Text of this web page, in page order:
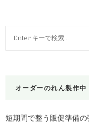
で
オーダーのれん製作中
短期間で整う販促準備の